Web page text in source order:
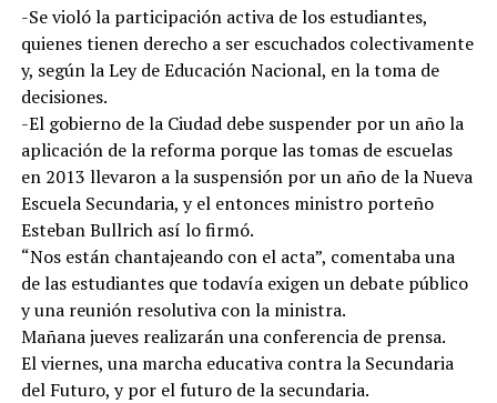
-Se violó la participación activa de los estudiantes,
quienes tienen derecho a ser escuchados colectivamente
y, según la Ley de Educación Nacional, en la toma de
decisiones.
-El gobierno de la Ciudad debe suspender por un año la
aplicación de la reforma porque las tomas de escuelas
en 2013 llevaron a la suspensión por un año de la Nueva
Escuela Secundaria, y el entonces ministro porteño
Esteban Bullrich así lo firmó.
“Nos están chantajeando con el acta”, comentaba una
de las estudiantes que todavía exigen un debate público
y una reunión resolutiva con la ministra.
Mañana jueves realizarán una conferencia de prensa.
El viernes, una marcha educativa contra la Secundaria
del Futuro, y por el futuro de la secundaria.